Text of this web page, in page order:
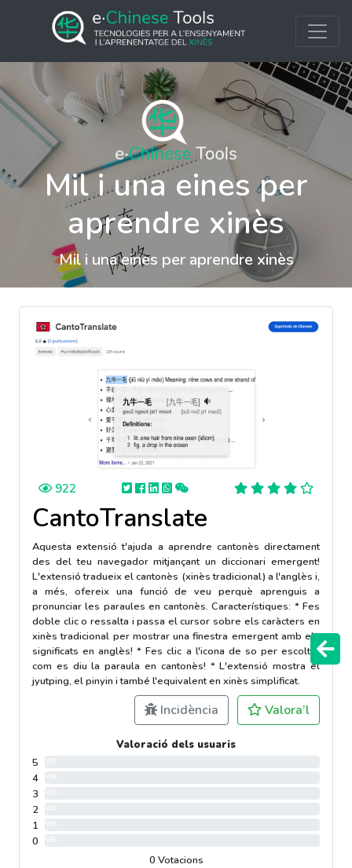
Mil i una eines per
aprendre xinès
Mil i una eines per aprendre xinès
922
CantoTranslate
Aquesta extensió t'ajuda a aprendre cantonès directament
des del teu navegador mitjançant un diccionari emergent!
L'extensió tradueix el cantonès (xinès tradicional) a l'anglès i,
a més, ofereix una funció de veu perquè aprenguis a
pronunciar les paraules en cantonès. Característiques: * Fes
doble clic o ressalta i passa el cursor sobre els caràcters en
xinès tradicional per mostrar una finestra emergent amb els
significats en anglès! * Fes clic a l'icona de so per escoltar
com es diu la paraula en cantonès! * L'extensió mostra el
jyutping, el pinyin i també l'equivalent en xinès simplificat.
Incidència Valora’l
Valoració dels usuaris
5
4
3
2
1
0
0 Votacions